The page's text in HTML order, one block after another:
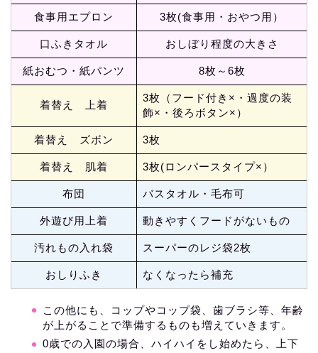
食事用エプロン 3枚(食事用・おやつ用）
口ふきタオル おしぼり程度の大きさ
紙おむつ・紙パンツ 8枚～6枚
着替え 上着
3枚（フード付き×・過度の装
飾×・後ろボタン×）
着替え ズボン 3枚
着替え 肌着 3枚(ロンパースタイプ×）
布団 バスタオル・毛布可
外遊び用上着 動きやすくフードがないもの
汚れもの入れ袋 スーパーのレジ袋2枚
おしりふき なくなったら補充
この他にも、コップやコップ袋、歯ブラシ等、年齢
が上がることで準備するものも増えていきます。
0歳での入園の場合、ハイハイをし始めたら、上下